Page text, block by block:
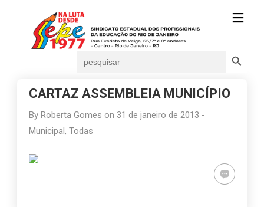
for:
CARTAZ ASSEMBLEIA MUNICÍPIO
ByRoberta Gomes on 31 de janeiro de 2013 -
Municipal,Todas